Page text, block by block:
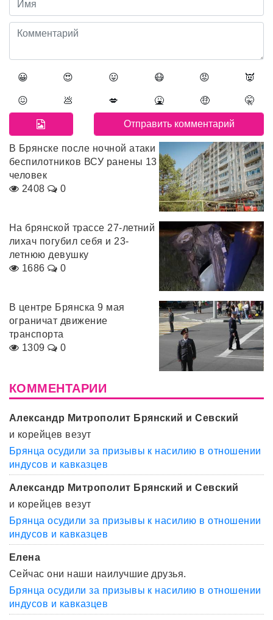
😀 😍 😛 😷 😡 👿
😖 💩 💋 🤮 🤑 🤫
В Брянске после ночной атаки
беспилотников ВСУ ранены 13
человек
2408
0
На брянской трассе 27-летний
лихач погубил себя и 23-
летнюю девушку
1686
0
В центре Брянска 9 мая
ограничат движение
транспорта
1309
0
КОММЕНТАРИИ
Александр Митрополит Брянский и Севский
и корейцев везут
Брянца осудили за призывы к насилию в отношении
индусов и кавказцев
Александр Митрополит Брянский и Севский
и корейцев везут
Брянца осудили за призывы к насилию в отношении
индусов и кавказцев
Елена
Сейчас они наши наилучшие друзья.
Брянца осудили за призывы к насилию в отношении
индусов и кавказцев